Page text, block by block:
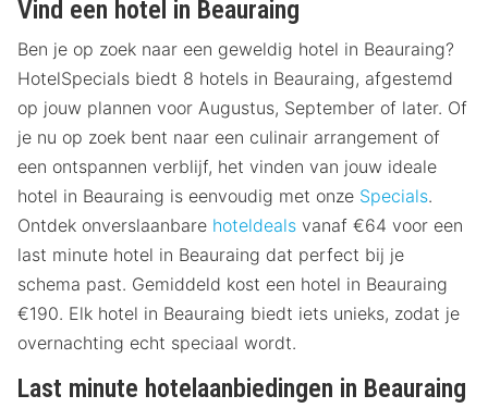
Vind een hotel in Beauraing
Ben je op zoek naar een geweldig hotel in Beauraing?
HotelSpecials biedt 8 hotels in Beauraing, afgestemd
op jouw plannen voor Augustus, September of later. Of
je nu op zoek bent naar een culinair arrangement of
een ontspannen verblijf, het vinden van jouw ideale
hotel in Beauraing is eenvoudig met onze Specials.
Ontdek onverslaanbare hoteldeals vanaf €64 voor een
last minute hotel in Beauraing dat perfect bij je
schema past. Gemiddeld kost een hotel in Beauraing
€190. Elk hotel in Beauraing biedt iets unieks, zodat je
overnachting echt speciaal wordt.
Last minute hotelaanbiedingen in Beauraing